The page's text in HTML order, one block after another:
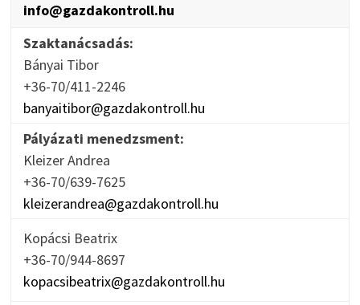
info@gazdakontroll.hu
Szaktanácsadás:
Bányai Tibor
+36-70/411-2246
banyaitibor@gazdakontroll.hu
Pályázati menedzsment:
Kleizer Andrea
+36-70/639-7625
kleizerandrea@gazdakontroll.hu
Kopácsi Beatrix
+36-70/944-8697
kopacsibeatrix@gazdakontroll.hu